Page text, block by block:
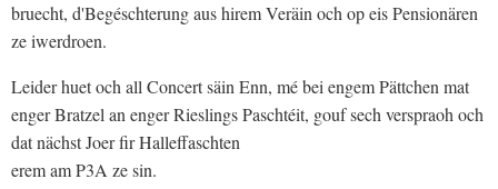
bruecht, d'Begéschterung aus hirem Veräin och op eis Pensionären
ze iwerdroen.
Leider huet och all Concert säin Enn, mé bei engem Pättchen mat
enger Bratzel an enger Rieslings Paschtéit, gouf sech verspraoh och
dat nächst Joer fir Halleffaschten
erem am P3A ze sin.